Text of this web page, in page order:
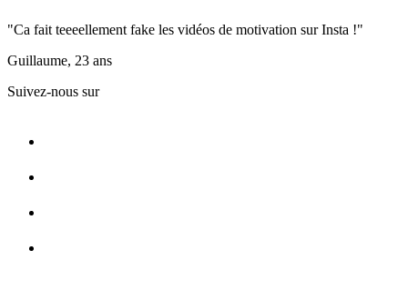
"Ca fait teeeellement fake les vidéos de motivation sur Insta !"
Guillaume, 23 ans
Suivez-nous sur